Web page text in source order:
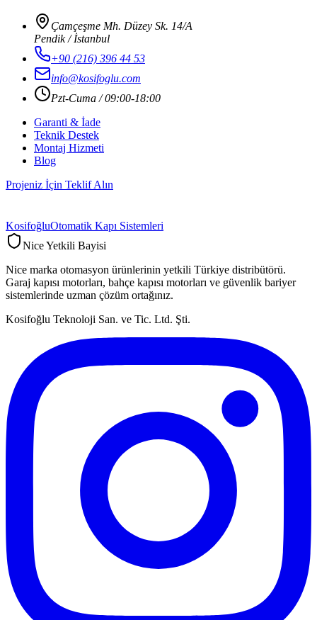
Çamçeşme Mh. Düzey Sk. 14/A
Pendik / İstanbul
+90 (216) 396 44 53
info@kosifoglu.com
Pzt-Cuma / 09:00-18:00
Garanti & İade
Teknik Destek
Montaj Hizmeti
Blog
Projeniz İçin Teklif Alın
KosifoğluOtomatik Kapı Sistemleri
Nice Yetkili Bayisi
Nice marka otomasyon ürünlerinin yetkili Türkiye distribütörü.
Garaj kapısı motorları, bahçe kapısı motorları ve güvenlik bariyer
sistemlerinde uzman çözüm ortağınız.
Kosifoğlu Teknoloji San. ve Tic. Ltd. Şti.